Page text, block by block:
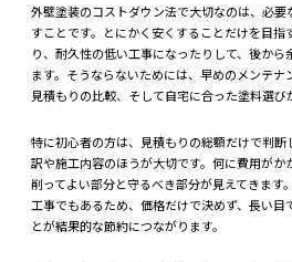
外壁塗装のコストダウン法で大切なのは、必要
すことです。とにかく安くすることだけを目
り、耐久性の低い工事になったりして、後から
ます。そうならないためには、早めのメンテ
見積もりの比較、そして自宅に合った塗料選び
特に初心者の方は、見積もりの総額だけで判
訳や施工内容のほうが大切です。何に費用がか
削ってよい部分と守るべき部分が見えてきます
工事でもあるため、価格だけで決めず、長い目
とが結果的な節約につながります。